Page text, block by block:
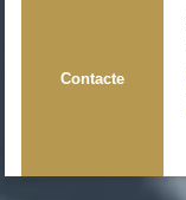
Contacte